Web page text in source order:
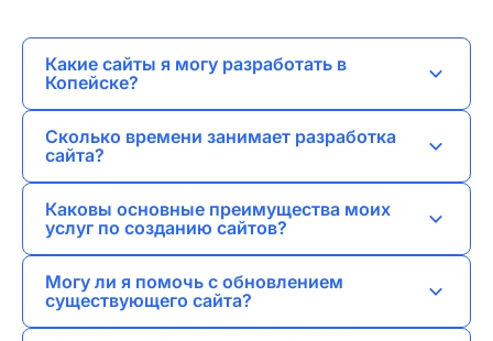
Какие сайты я могу разработать в
Копейске?
корпоративные сайты, интернет-магазины и
Сколько времени занимает разработка
сайта?
проекта, но обычно это от 2 до 8 недель.
Каковы основные преимущества моих
услуг по созданию сайтов?
современный дизайн и оптимизацию для
Могу ли я помочь с обновлением
существующего сайта?